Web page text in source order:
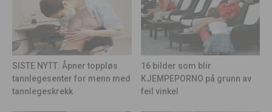
SISTE NYTT: Åpner toppløs
tannlegesenter for menn med
tannlegeskrekk
16 bilder som blir
KJEMPEPORNO på grunn av
feil vinkel